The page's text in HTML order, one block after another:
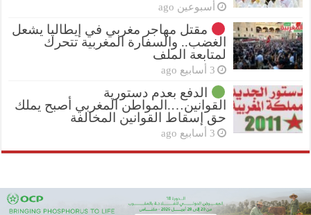
أسبوعين ago
مقتل مهاجر مغربي في إيطاليا يشعل
الغضب.. والسفارة المغربية تتحرك
لمتابعة الملف
3 أسابيع ago
الدفع بعدم دستورية
القوانين….المواطن المغربي أصبح يملك
حق إسقاط القوانين المخالفة
3 أسابيع ago